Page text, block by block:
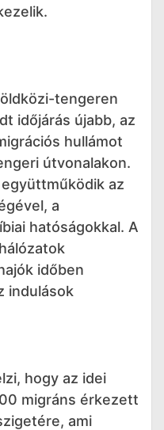
tengeren
időjárás újabb, az
hullámot
útvonalakon.
az
a
hatóságokkal. A
időben
indulások
hogy az idei
migráns érkezett
ami